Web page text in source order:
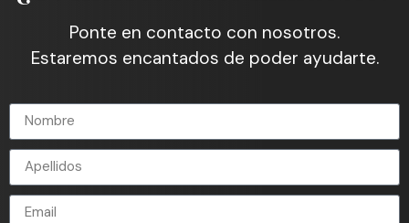
Ponte en contacto con nosotros.
Estaremos encantados de poder ayudarte.